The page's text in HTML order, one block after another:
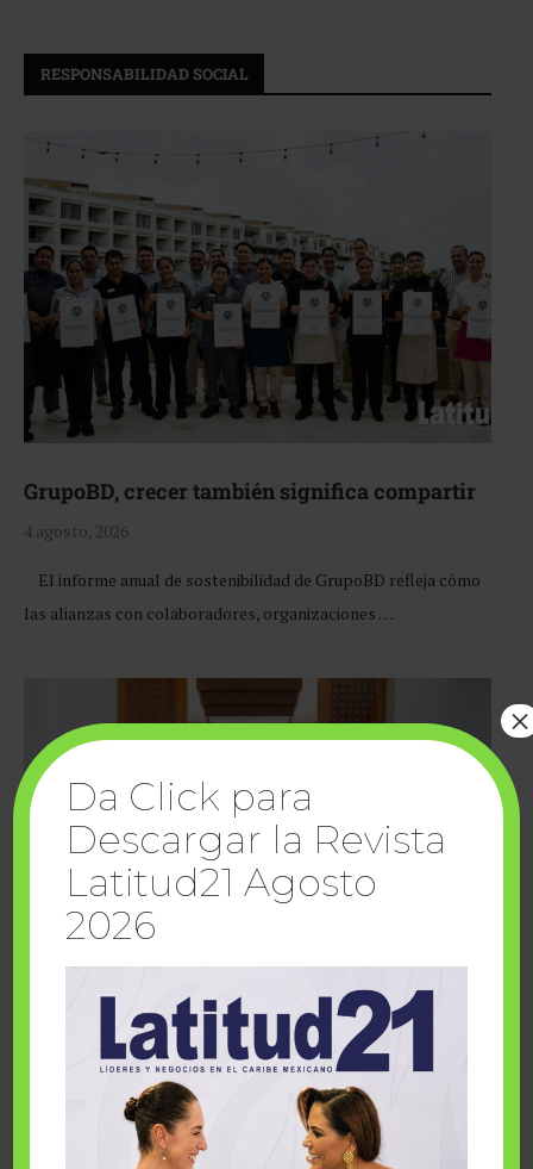
RESPONSABILIDAD SOCIAL
GrupoBD, crecer también significa compartir
4 agosto, 2026
El informe anual de sostenibilidad de GrupoBD refleja cómo
las alianzas con colaboradores, organizaciones …
Cuando la solidaridad inspira; cumplen
sueños Fairmont Mayakoba y Make-A-Wish
Da Click para
Descargar la Revista
Latitud21 Agosto
2026
×